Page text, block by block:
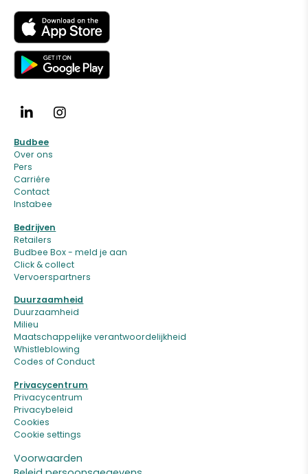
Budbee
Over ons
Pers
Carriére
Contact
Instabee
Bedrijven
Retailers
Budbee Box - meld je aan
Click & collect
Vervoerspartners
Duurzaamheid
Duurzaamheid
Milieu
Maatschappelijke verantwoordelijkheid
Whistleblowing
Codes of Conduct
Privacycentrum
Privacycentrum
Privacybeleid
Cookies
Cookie settings
Voorwaarden